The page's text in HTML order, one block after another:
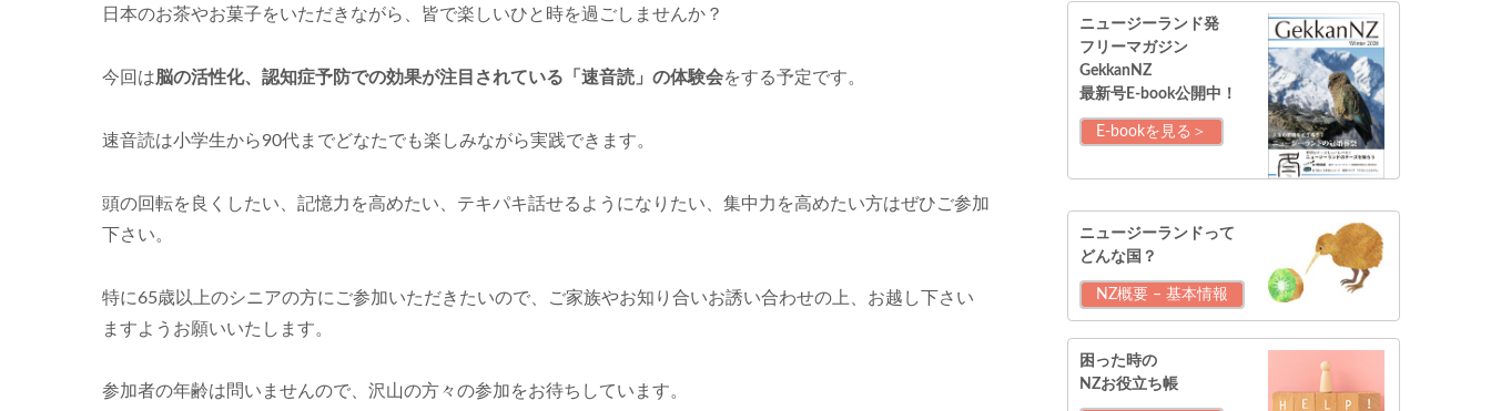
日本のお茶やお菓子をいただきながら、皆で楽しいひと時を過ごしませんか？
今回は脳の活性化、認知症予防での効果が注目されている「速音読」の体験会をする予定です。
速音読は小学生から90代までどなたでも楽しみながら実践できます。
頭の回転を良くしたい、記憶力を高めたい、テキパキ話せるようになりたい、集中力を高めたい方はぜひご参加
下さい。
特に65歳以上のシニアの方にご参加いただきたいので、ご家族やお知り合いお誘い合わせの上、お越し下さい
ますようお願いいたします。
参加者の年齢は問いませんので、沢山の方々の参加をお待ちしています。
ニュージーランド発
フリーマガジン
GekkanNZ
最新号E-book公開中！
E-bookを見る＞
ニュージーランドって
どんな国？
NZ概要 – 基本情報
困った時の
NZお役立ち帳